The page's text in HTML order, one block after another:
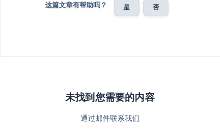
这篇文章有帮助吗？ 是 否
未找到您需要的内容
通过邮件联系我们